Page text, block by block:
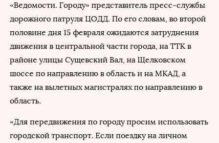
«Ведомости. Городу» представитель пресс-службы
дорожного патруля ЦОДД. По его словам, во второй
половине дня 15 февраля ожидаются затруднения
движения в центральной части города, на ТТК в
районе улицы Сущевский Вал, на Щелковском
шоссе по направлению в область и на МКАД, а
также на вылетных магистралях по направлению в
область.
«Для передвижения по городу просим использовать
городской транспорт. Если поездку на личном